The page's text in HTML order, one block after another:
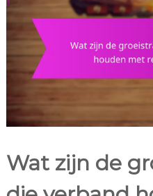
Wat zijn de